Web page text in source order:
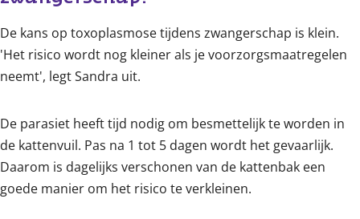
De kans op toxoplasmose tijdens zwangerschap is klein.
'Het risico wordt nog kleiner als je voorzorgsmaatregelen
neemt', legt Sandra uit.
De parasiet heeft tijd nodig om besmettelijk te worden in
de kattenvuil. Pas na 1 tot 5 dagen wordt het gevaarlijk.
Daarom is dagelijks verschonen van de kattenbak een
goede manier om het risico te verkleinen.